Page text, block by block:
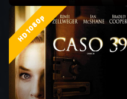
HD 1080p